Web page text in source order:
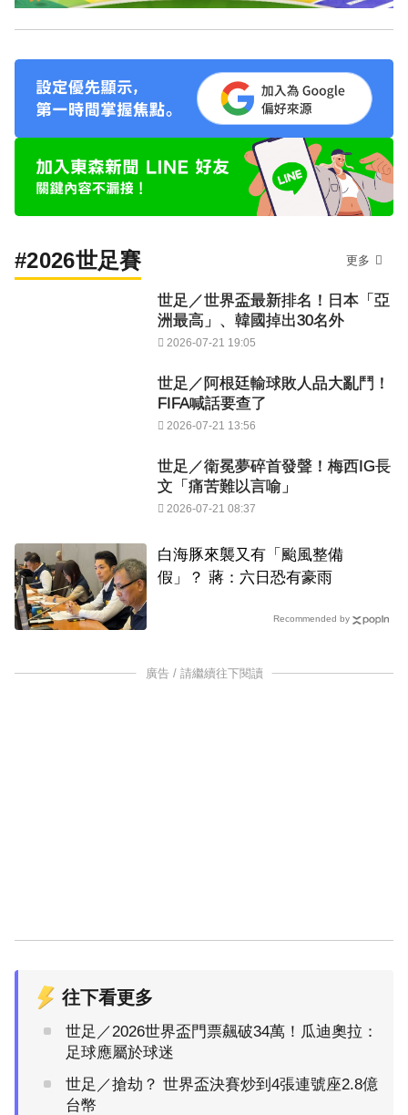
#2026世足賽 更多
世足／世界盃最新排名！日本「亞
洲最高」、韓國掉出30名外
2026-07-21 19:05
世足／阿根廷輸球敗人品大亂鬥！
FIFA喊話要查了
2026-07-21 13:56
世足／衛冕夢碎首發聲！梅西IG長
文「痛苦難以言喻」
2026-07-21 08:37
白海豚來襲又有「颱風整備
假」？ 蔣：六日恐有豪雨
Recommended by
廣告 / 請繼續往下閱讀
往下看更多
世足／2026世界盃門票飆破34萬！瓜迪奧拉：
足球應屬於球迷
世足／搶劫？ 世界盃決賽炒到4張連號座2.8億
台幣